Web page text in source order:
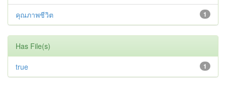
1
คุณภาพชีวิต
Has File(s)
1
true